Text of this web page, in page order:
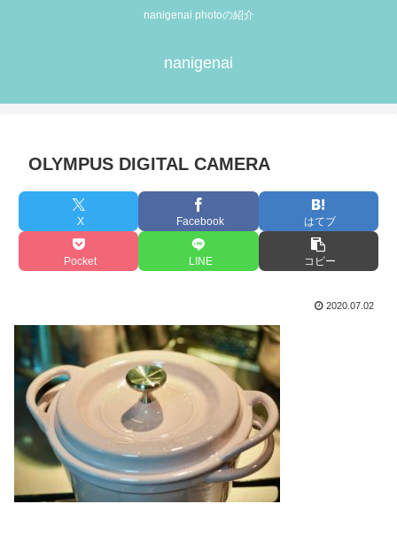
nanigenai photoの紹介
nanigenai
OLYMPUS DIGITAL CAMERA
X Facebook はてブ
Pocket LINE コピー
2020.07.02